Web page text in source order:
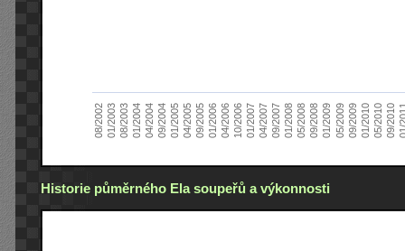
08/200201/200308/200301/200404/200409/200401/200504/200509/200501/200604/200610/200601/200704/200709/200701/200805/200809/200801/200905/200909/200901/201005/201009/2010
Historie půměrného Ela soupeřů a výkonnosti